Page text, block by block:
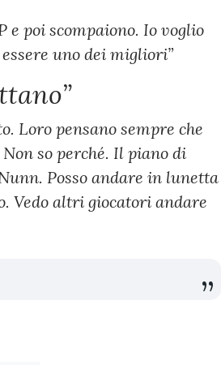
e poi scompaiono. Io voglio
uno dei migliori”
Loro pensano sempre che
so perché. Il piano di
Posso andare in lunetta
Vedo altri giocatori andare